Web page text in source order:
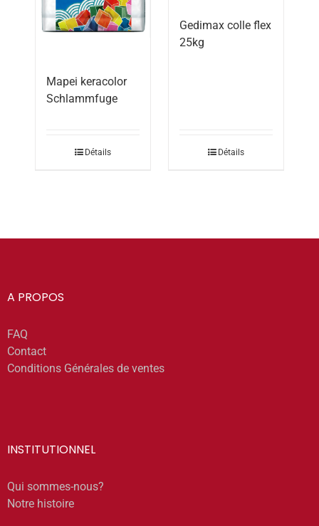
Mapei keracolor
Schlammfuge
Détails
Gedimax colle flex
25kg
Détails
A PROPOS
FAQ
Contact
Conditions Générales de ventes
INSTITUTIONNEL
Qui sommes-nous?
Notre histoire